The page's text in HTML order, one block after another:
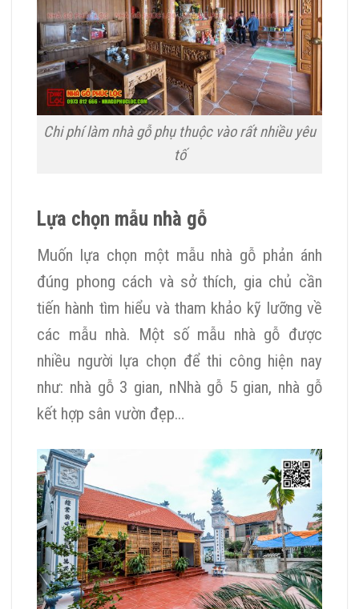
Chi phí làm nhà gỗ phụ thuộc vào rất nhiều yêu
tố
Lựa chọn mẫu nhà gỗ
Muốn lựa chọn một mẫu nhà gỗ phản ánh
đúng phong cách và sở thích, gia chủ cần
tiến hành tìm hiểu và tham khảo kỹ lưỡng về
các mẫu nhà. Một số mẫu nhà gỗ được
nhiều người lựa chọn để thi công hiện nay
như: nhà gỗ 3 gian, nNhà gỗ 5 gian, nhà gỗ
kết hợp sân vườn đẹp…